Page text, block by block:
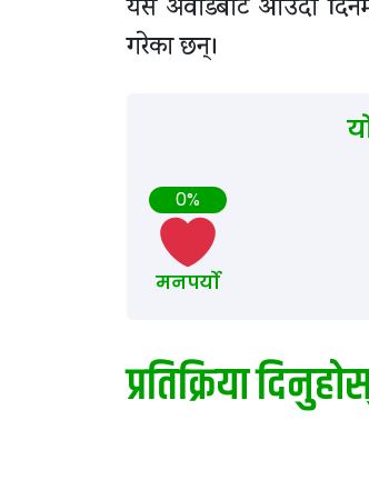
यस अवार्डबाट आउँदाे
गरेका छन्।
0%
मनपर्यो
प्रतिक्रिया